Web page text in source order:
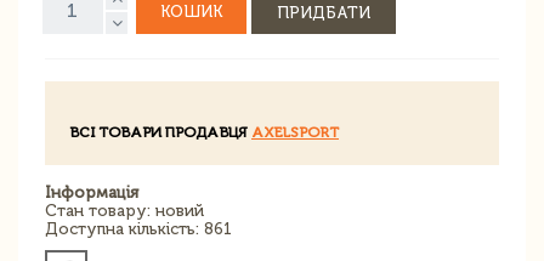
КОШИК ПРИДБАТИ
ВСІ ТОВАРИ ПРОДАВЦЯ AXELSPORT
Інформація
Стан товару: новий
Доступна кількість: 861